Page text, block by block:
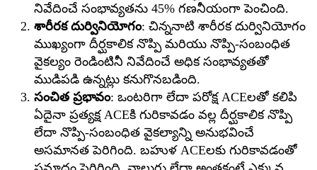
నివేదించే సంభావ్యతను 45% గణనీయంగా పెంచింది.
శారీరక దుర్వినియోగం: చిన్ననాటి శారీరక దుర్వినియోగం
ముఖ్యంగా దీర్ఘకాలిక నొప్పి మరియు నొప్పి-సంబంధిత
వైకల్యం రెండింటినీ నివేదించే అధిక సంభావ్యతతో
ముడిపడి ఉన్నట్లు కనుగొనబడింది.
సంచిత ప్రభావం: ఒంటరిగా లేదా పరోక్ష ACEలతో కలిపి
ఏదైనా ప్రత్యక్ష ACEకి గురికావడం వల్ల దీర్ఘకాలిక నొప్పి
లేదా నొప్పి-సంబంధిత వైకల్యాన్ని అనుభవించే
అసమానత పెరిగింది. బహుళ ACEలకు గురికావడంతో